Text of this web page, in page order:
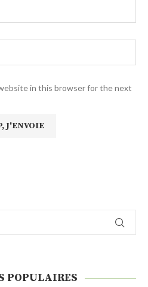
in this browser for the next
POPULAIRES